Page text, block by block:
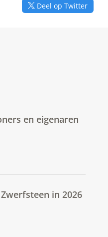
Deel op Twitter
en eigenaren
in 2026